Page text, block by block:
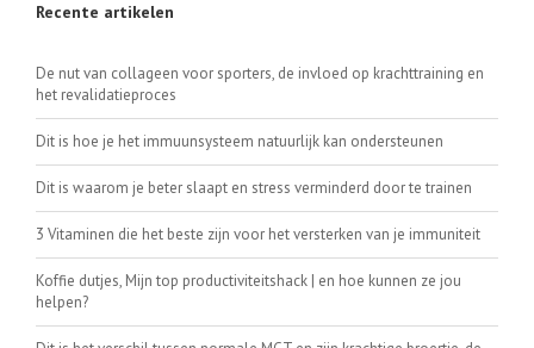
Recente artikelen
De nut van collageen voor sporters, de invloed op krachttraining en
het revalidatieproces
Dit is hoe je het immuunsysteem natuurlijk kan ondersteunen
Dit is waarom je beter slaapt en stress verminderd door te trainen
3 Vitaminen die het beste zijn voor het versterken van je immuniteit
Koffie dutjes, Mijn top productiviteitshack | en hoe kunnen ze jou
helpen?